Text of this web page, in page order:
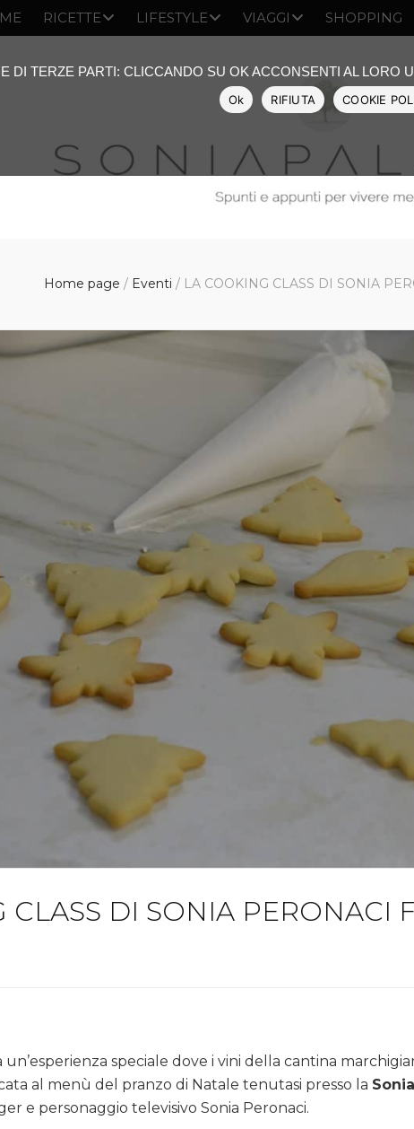
RICETTE LIFESTYLE VIAGGI SHOPPING
Home page / Eventi / LA COOKING CLASS DI SONIA
CLASS DI SONIA PERONACI
SONIA
speciale dove i vini della cantina
al menù del pranzo di Natale tenutasi presso la
e personaggio televisivo Sonia Peronaci.
DI TERZE PARTI: CLICCANDO SU OK ACCONSENTI AL LORO
Ok RIFIUTA COOKIE